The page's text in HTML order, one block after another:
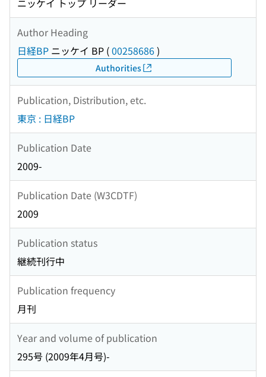
ニッケイ トップ リーダー
Author Heading
日経BP ニッケイ BP (00258686)
Authorities
Publication, Distribution, etc.
東京 : 日経BP
Publication Date
2009-
Publication Date (W3CDTF)
2009
Publication status
継続刊行中
Publication frequency
月刊
Year and volume of publication
295号 (2009年4月号)-